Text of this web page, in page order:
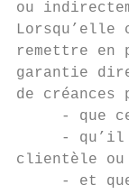
ou
Lorsqu’elle
remettre en
garantie
de
- que
-
clientèle ou
- et